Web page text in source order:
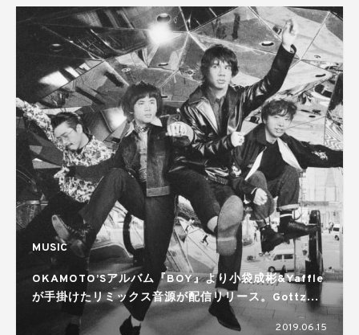
MUSIC
OKAMOTO’Sアルバム『BOY』より小袋成彬&Yaffle
が手掛けたリミックス音源が配信リリース。Gottz、
Tohji、Shurkn Papが参加
2019.06.15